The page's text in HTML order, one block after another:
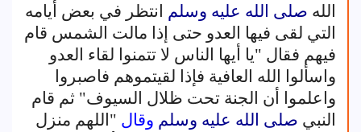
الله صلى الله عليه وسلم انتظر في بعض أيامه
التي لقى فيها العدو حتى إذا مالت الشمس قام
فيهم فقال "يا أيها الناس لا تتمنوا لقاء العدو
واسألوا الله العافية فإذا لقيتموهم فاصبروا
واعلموا أن الجنة تحت ظلال السيوف" ثم قام
النبي صلى الله عليه وسلم وقال "اللهم منزل